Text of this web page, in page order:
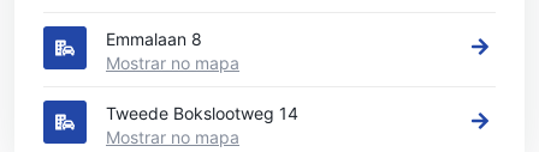
Emmalaan 8
Mostrar no mapa
Tweede Bokslootweg 14
Mostrar no mapa